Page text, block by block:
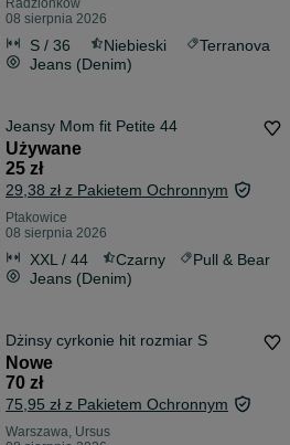
Radzionków
08 sierpnia 2026
S / 36 Niebieski
Terranova
Jeans (Denim)
Jeansy Mom fit Petite 44
Używane
25 zł
29,38 zł z Pakietem Ochronnym
Ptakowice
08 sierpnia 2026
XXL / 44 Czarny
Pull & Bear
Jeans (Denim)
Dżinsy cyrkonie hit rozmiar S
Nowe
70 zł
75,95 zł z Pakietem Ochronnym
Warszawa, Ursus